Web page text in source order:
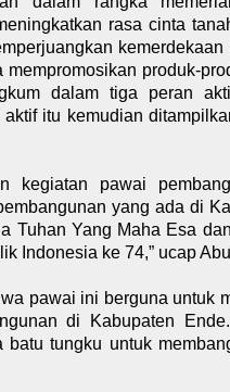
rasa cinta
produk-
dalam tiga peran
itu kemudian
kegiatan pawai
yang ada di
Tuhan Yang Maha Esa
Indonesia ke 74,” ucap
pawai ini berguna untuk
di Kabupaten
tungku untuk